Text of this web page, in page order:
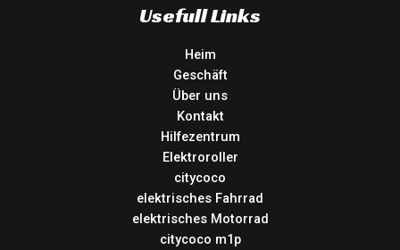
Usefull Links
Heim
Geschäft
Über uns
Kontakt
Hilfezentrum
Elektroroller
citycoco
elektrisches Fahrrad
elektrisches Motorrad
citycoco m1p